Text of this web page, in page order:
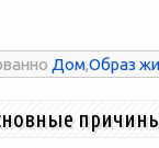
Дом,Образ